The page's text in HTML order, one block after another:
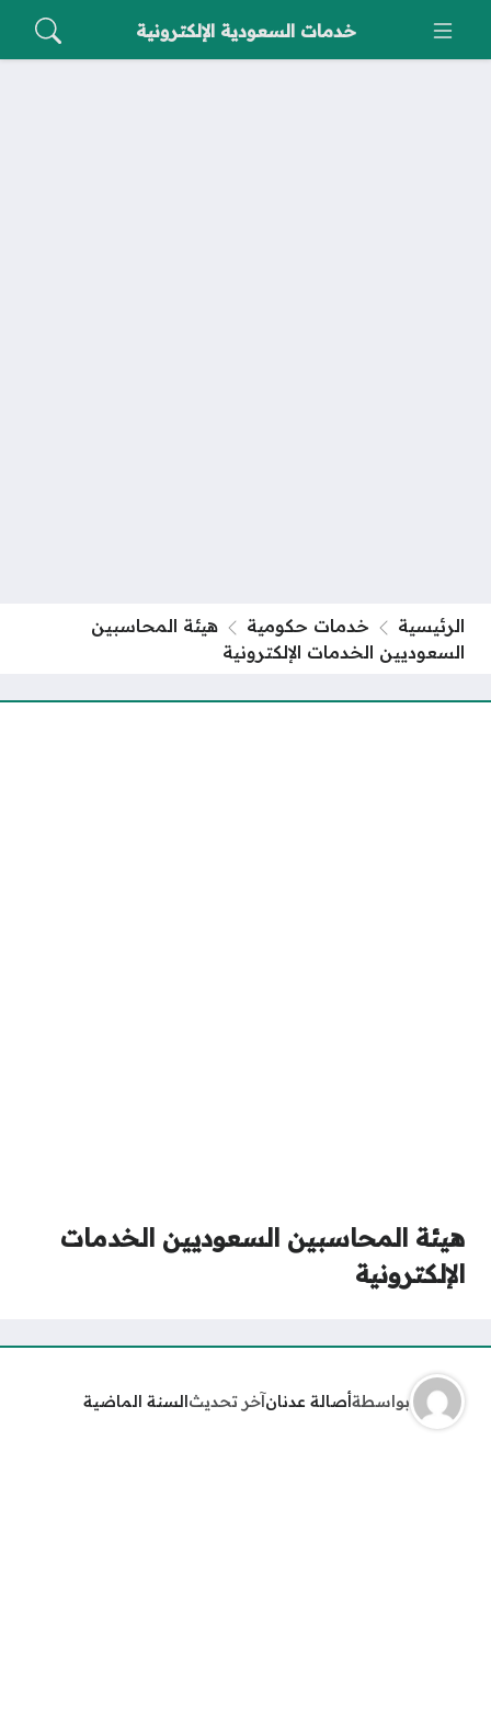
خدمات السعودية الإلكترونية
الرئيسية خدمات حكومية
هيئة المحاسبين
السعوديين الخدمات الإلكترونية
هيئة المحاسبين السعوديين الخدمات
الإلكترونية
بواسطةأصالة عدنانآخر تحديثالسنة الماضية